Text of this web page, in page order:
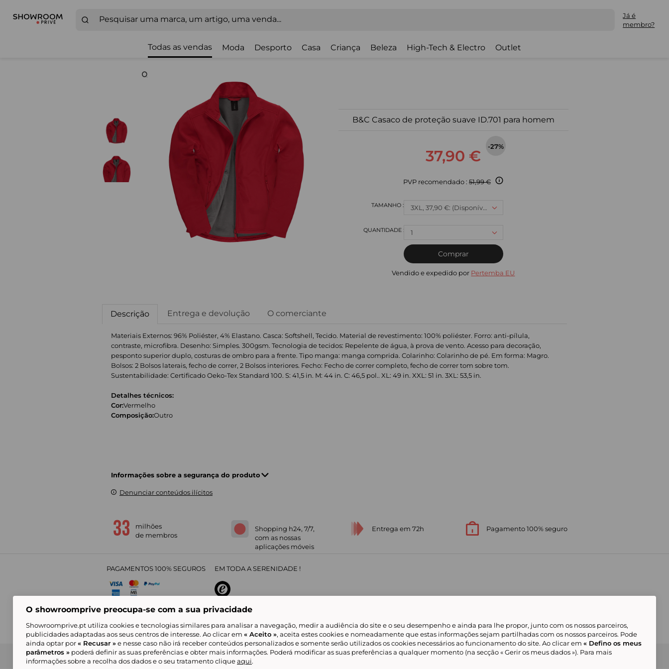
Já é
membro?
Todas as vendas Moda Desporto Casa Criança Beleza High-Tech & Electro Outlet
B&C Casaco de proteção suave ID.701 para homem
37,90 €
-27%
PVP recomendado : 51,99 €
3XL, 37,90 €: (Disponível)
1
Comprar
Vendido e expedido por Pertemba EU
Descrição Entrega e devolução O comerciante
Materiais Externos: 96% Poliéster, 4% Elastano. Casca: Softshell, Tecido. Material de revestimento: 100% poliéster. Forro: anti-pílula,
contraste, microfibra. Desenho: Simples. 300gsm. Tecnologia de tecidos: Repelente de água, à prova de vento. Acesso para decoração,
pesponto superior duplo, costuras de ombro para a frente. Tipo manga: manga comprida. Colarinho: Colarinho de pé. Em forma: Magro.
Bolsos: 2 Bolsos laterais, fecho de correr, 2 Bolsos interiores. Fecho: Fecho de correr completo, fecho de correr tom sobre tom.
Sustentabilidade: Certificado Oeko-Tex Standard 100. S: 41,5 in. M: 44 in. C: 46,5 pol.. XL: 49 in. XXL: 51 in. 3XL: 53,5 in.
Detalhes técnicos:
Cor:Vermelho
Composição:Outro
Informações sobre a segurança do produto
Denunciar conteúdos ilícitos
milhões
de membros
Shopping h24, 7/7,
com as nossas
aplicações móveis
Entrega em 72h Pagamento 100% seguro
PAGAMENTOS 100% SEGUROS EM TODA A SERENIDADE !
4,31/5 sobre
Condições Gerais de Venda Política de Confidencialidade Livro de Reclamações Showroomprive group Ajuda e Contacto Gerir os meus cookies
Condições Gerais
de Marketplace
O showroomprive preocupa-se com a sua privacidade
Showroomprive.pt utiliza cookies e tecnologias similares para analisar a navegação, medir a audiência do site e o seu desempenho e ainda para lhe propor, junto com os nossos parceiros,
publicidades adaptadas aos seus centros de interesse. Ao clicar em « Aceito », aceita estes cookies e nomeadamente que estas informações sejam partilhadas com os nossos parceiros. Pode
ainda optar por« Recusar »e nesse caso não irá receber conteúdos personalizados e somente serão utilizados os cookies necessários ao funcionamento do site. Ao clicar em « Defino os meus
parâmetros » poderá definir as suas preferências e obter mais informações. Poderá modificar as suas preferências a qualquer momento (na secção « Gerir os meus dados »). Para mais
informações sobre a recolha dos dados e o seu tratamento cliqueaqui.